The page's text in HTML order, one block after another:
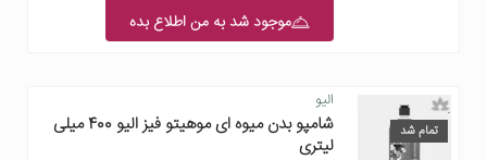
موجود شد به من اطلاع بده
تمام شد
الیو
شامپو بدن میوه ای موهیتو فیز الیو 400 میلی
لیتری